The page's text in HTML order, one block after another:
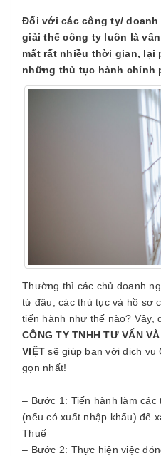
Đối với các công ty/
giải thể công ty luôn là
mất rất nhiều thời gian, lại
những thủ tục hành chính
Thường thì các chủ doanh
từ đâu, các thủ tục và hồ sơ
tiến hành như thế nào? Vậy,
CÔNG TY TNHH TƯ VẤN
VIỆT sẽ giúp bạn với dịch vụ
gọn nhất!
– Bước 1: Tiến hành làm các
(nếu có xuất nhập khẩu) để
Thuế
– Bước 2: Thực hiện việc